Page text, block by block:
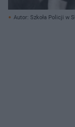
Autor: Szkoła Policji w